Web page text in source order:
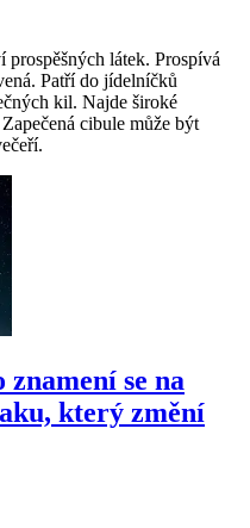
prospěšných látek. Prospívá
Patří do jídelníčků
kil. Najde široké
cibule může být
se na
který změní